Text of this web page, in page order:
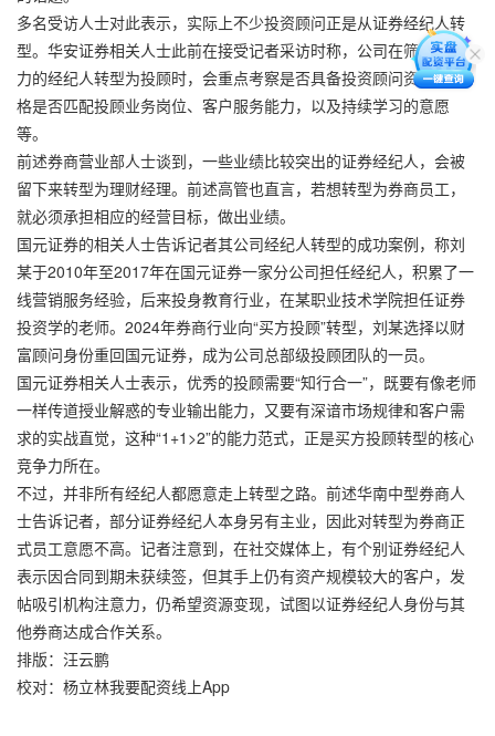
多名受访人士对此表示，实际上不少投资顾问正是从证券经纪人转
型。华安证券相关人士此前在接受记者采访时称，公司在筛选有潜
力的经纪人转型为投顾时，会重点考察是否具备投资顾问资质、性
格是否匹配投顾业务岗位、客户服务能力，以及持续学习的意愿
等。
前述券商营业部人士谈到，一些业绩比较突出的证券经纪人，会被
留下来转型为理财经理。前述高管也直言，若想转型为券商员工，
就必须承担相应的经营目标，做出业绩。
国元证券的相关人士告诉记者其公司经纪人转型的成功案例，称刘
某于2010年至2017年在国元证券一家分公司担任经纪人，积累了一
线营销服务经验，后来投身教育行业，在某职业技术学院担任证券
投资学的老师。2024年券商行业向“买方投顾”转型，刘某选择以财
富顾问身份重回国元证券，成为公司总部级投顾团队的一员。
国元证券相关人士表示，优秀的投顾需要“知行合一”，既要有像老师
一样传道授业解惑的专业输出能力，又要有深谙市场规律和客户需
求的实战直觉，这种“1+1>2”的能力范式，正是买方投顾转型的核心
竞争力所在。
不过，并非所有经纪人都愿意走上转型之路。前述华南中型券商人
士告诉记者，部分证券经纪人本身另有主业，因此对转型为券商正
式员工意愿不高。记者注意到，在社交媒体上，有个别证券经纪人
表示因合同到期未获续签，但其手上仍有资产规模较大的客户，发
帖吸引机构注意力，仍希望资源变现，试图以证券经纪人身份与其
他券商达成合作关系。
排版：汪云鹏
校对：杨立林我要配资线上App